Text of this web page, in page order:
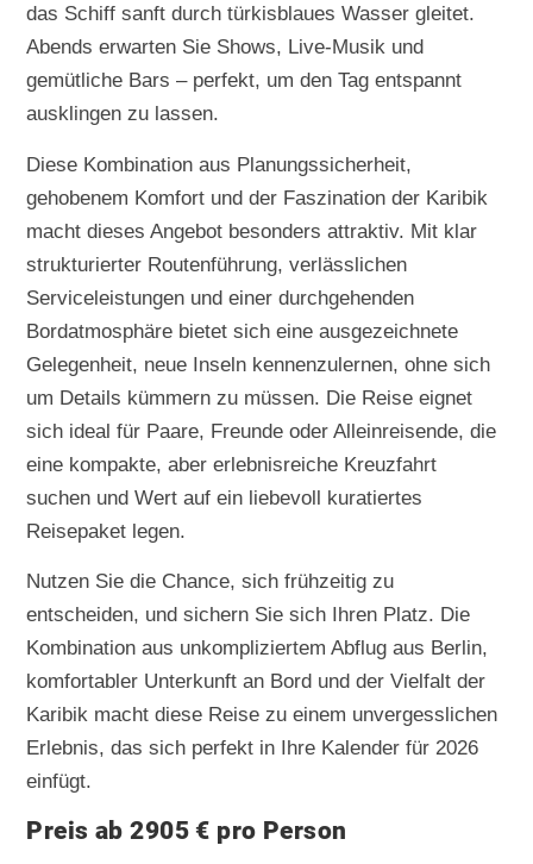
das Schiff sanft durch türkisblaues Wasser gleitet.
Abends erwarten Sie Shows, Live-Musik und
gemütliche Bars – perfekt, um den Tag entspannt
ausklingen zu lassen.
Diese Kombination aus Planungssicherheit,
gehobenem Komfort und der Faszination der Karibik
macht dieses Angebot besonders attraktiv. Mit klar
strukturierter Routenführung, verlässlichen
Serviceleistungen und einer durchgehenden
Bordatmosphäre bietet sich eine ausgezeichnete
Gelegenheit, neue Inseln kennenzulernen, ohne sich
um Details kümmern zu müssen. Die Reise eignet
sich ideal für Paare, Freunde oder Alleinreisende, die
eine kompakte, aber erlebnisreiche Kreuzfahrt
suchen und Wert auf ein liebevoll kuratiertes
Reisepaket legen.
Nutzen Sie die Chance, sich frühzeitig zu
entscheiden, und sichern Sie sich Ihren Platz. Die
Kombination aus unkompliziertem Abflug aus Berlin,
komfortabler Unterkunft an Bord und der Vielfalt der
Karibik macht diese Reise zu einem unvergesslichen
Erlebnis, das sich perfekt in Ihre Kalender für 2026
einfügt.
Preis ab 2905 € pro Person